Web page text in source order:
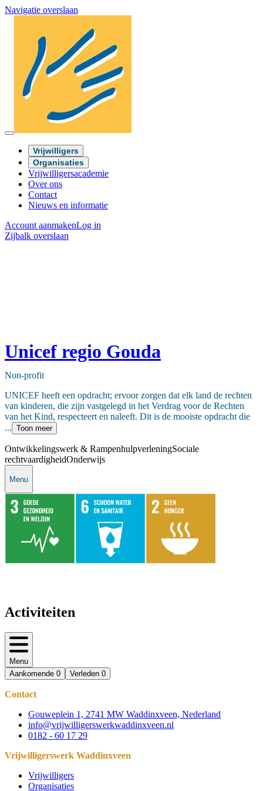
Navigatie overslaan
Vrijwilligers
Organisaties
Vrijwilligersacademie
Over ons
Contact
Nieuws en informatie
Account aanmakenLog in
Zijbalk overslaan
Unicef regio Gouda
Non-profit
UNICEF heeft een opdracht; ervoor zorgen dat elk land de rechten
van kinderen, die zijn vastgelegd in het Verdrag voor de Rechten
van het Kind, respecteert en naleeft. Dit is de mooiste opdracht die
... Toon meer
Ontwikkelingswerk & RampenhulpverleningSociale
rechtvaardigheidOnderwijs
Menu
Activiteiten
Menu
Aankomende 0 Verleden 0
Contact
Gouweplein 1, 2741 MW Waddinxveen, Nederland
info@vrijwilligerswerkwaddinxveen.nl
0182 - 60 17 29
Vrijwilligerswerk Waddinxveen
Vrijwilligers
Organisaties